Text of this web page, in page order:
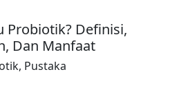
Probiotik? Definisi,
Dan Manfaat
, Pustaka